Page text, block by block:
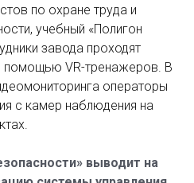
по охране труда и
учебный «Полигон
завода проходят
помощью VR-тренажеров. В
операторы
с камер наблюдения на
выводит на